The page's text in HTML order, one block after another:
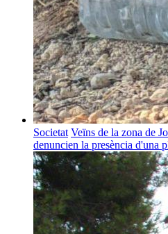
Societat Veïns de la zona de
denuncien la presència d'una